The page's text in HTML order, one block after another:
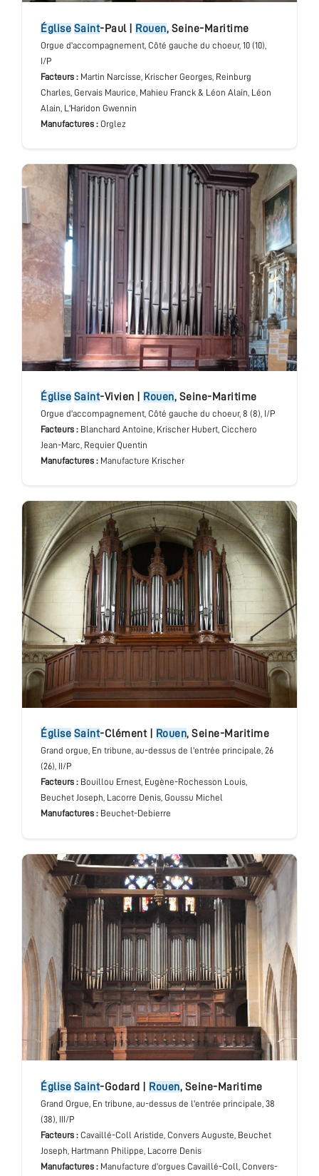
église Saint-Paul| Rouen, Seine-Maritime
Orgue d'accompagnement, Côté gauche du choeur, 10 (10),
I/P
Facteurs : Martin Narcisse, Krischer Georges, Reinburg
Charles, Gervais Maurice, Mahieu Franck & Léon Alain, Léon
Alain, L'Haridon Gwennin
Manufactures : Orglez
église Saint-Vivien Rouen, Seine-Maritime
Orgue d'accompagnement, Côté gauche du choeur, 8 (8), I/P
Facteurs : Blanchard Antoine, Krischer Hubert, Cicchero
Jean-Marc, Requier Quentin
Manufactures : Manufacture Krischer
église Saint-Clément| Rouen, Seine-Maritime
Grand orgue, En tribune, au-dessus de l'entrée principale, 26
(26), II/P
Facteurs : Bouillou Ernest, Eugène-Rochesson Louis,
Beuchet Joseph, Lacorre Denis, Goussu Michel
Manufactures : Beuchet-Debierre
église Saint-Godard Rouen, Seine-Maritime
Grand Orgue, En tribune, au-dessus de l'entrée principale, 38
(38), III/P
Facteurs : Cavaillé-Coll Aristide, Convers Auguste, Beuchet
Joseph, Hartmann Philippe, Lacorre Denis
Manufactures : Manufacture d’orgues Cavaillé-Coll, Convers-